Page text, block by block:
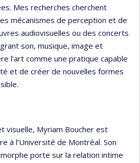
Mes recherches cherchent
mécanismes de perception et de
audiovisuelles ou des concerts
son, musique, image et
l’art comme une pratique capable
et de créer de nouvelles formes
visuelle, Myriam Boucher est
à l’Université de Montréal. Son
porte sur la relation intime